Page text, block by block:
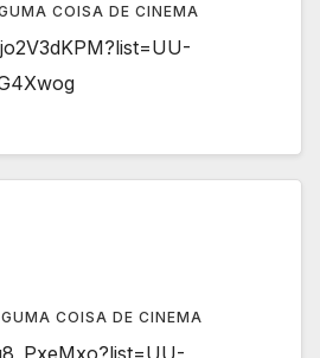
COISA DE CINEMA
COISA DE CINEMA